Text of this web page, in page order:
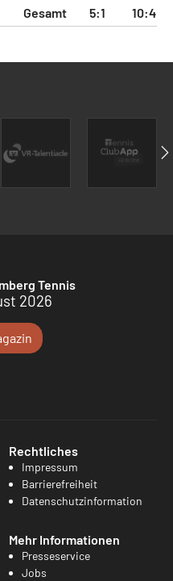
Gesamt
5:1 10:4
Tennis
2026
Rechtliches
Impressum
Barrierefreiheit
Datenschutzinformation
Mehr Informationen
Presseservice
Jobs